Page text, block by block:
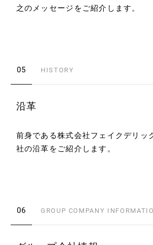
之のメッセージをご紹介します。
05 HISTORY
沿革
前身である株式会社フェイクデリッ
社の沿革をご紹介します。
06 GROUP COMPANY